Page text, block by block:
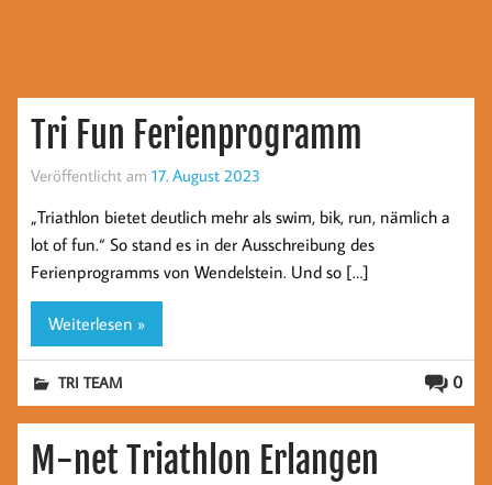
Tri Fun Ferienprogramm
Veröffentlicht am 17. August 2023
„Triathlon bietet deutlich mehr als swim, bik, run, nämlich a
lot of fun.“ So stand es in der Ausschreibung des
Ferienprogramms von Wendelstein. Und so […]
Weiterlesen »
0
TRI TEAM
M-net Triathlon Erlangen